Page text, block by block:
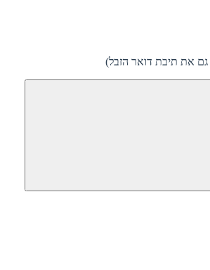
את תיבת דואר הזבל)